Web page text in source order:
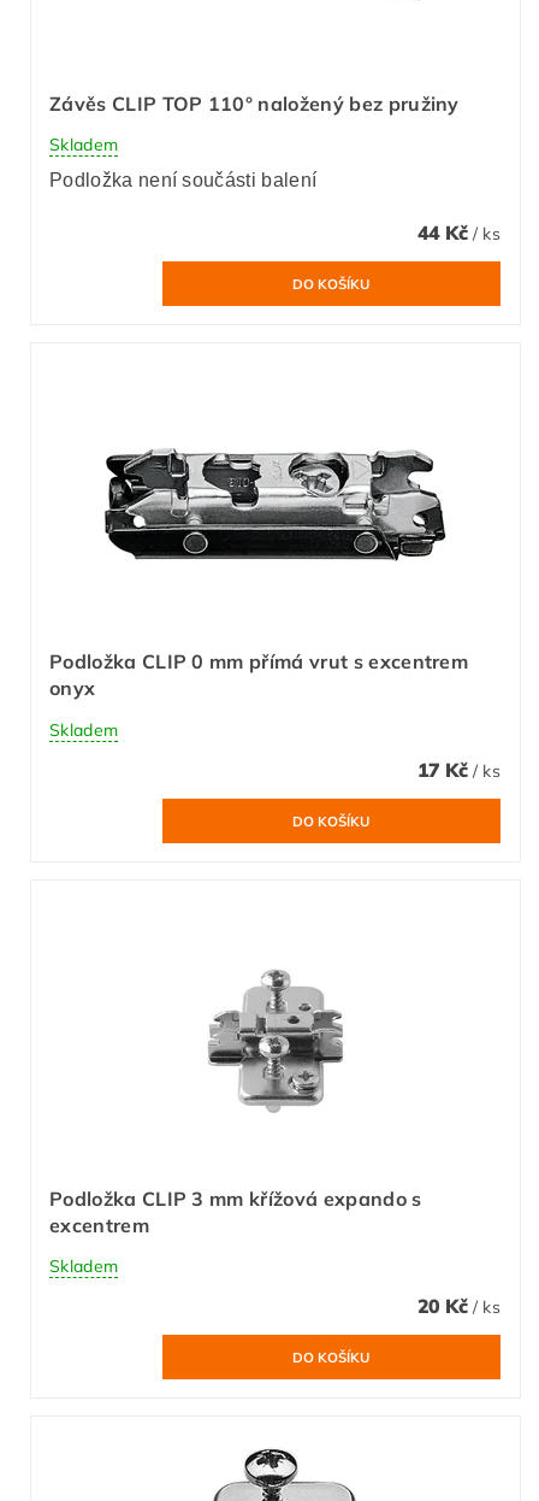
Závěs CLIP TOP 110° naložený bez pružiny
Skladem
Podložka není součásti balení
44 Kč / ks
Podložka CLIP 0 mm přímá vrut s excentrem
onyx
Skladem
17 Kč / ks
Podložka CLIP 3 mm křížová expando s
excentrem
Skladem
20 Kč / ks